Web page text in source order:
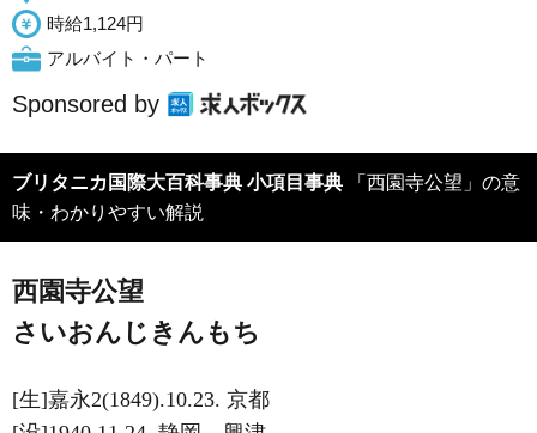
時給1,124円
アルバイト・パート
Sponsored by
ブリタニカ国際大百科事典 小項目事典 「西園寺公望」の意
味・わかりやすい解説
西園寺公望
さいおんじきんもち
[生]嘉永2(1849).10.23. 京都